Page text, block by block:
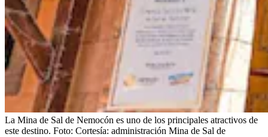
La Mina de Sal de Nemocón es uno de los principales atractivos de
este destino. Foto: Cortesía: administración Mina de Sal de